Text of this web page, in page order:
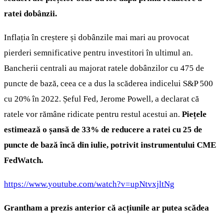
ratei dobânzii.
Inflația în creștere și dobânzile mai mari au provocat
pierderi semnificative pentru investitori în ultimul an.
Bancherii centrali au majorat ratele dobânzilor cu 475 de
puncte de bază, ceea ce a dus la scăderea indicelui S&P 500
cu 20% în 2022. Șeful Fed, Jerome Powell, a declarat că
ratele vor rămâne ridicate pentru restul acestui an. Piețele
estimează o șansă de 33% de reducere a ratei cu 25 de
puncte de bază încă din iulie, potrivit instrumentului CME
FedWatch.
https://www.youtube.com/watch?v=upNtvxjltNg
Grantham a prezis anterior că acțiunile ar putea scădea